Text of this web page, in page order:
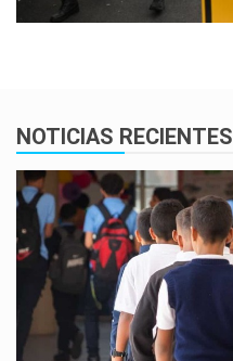
NOTICIAS RECIENTES